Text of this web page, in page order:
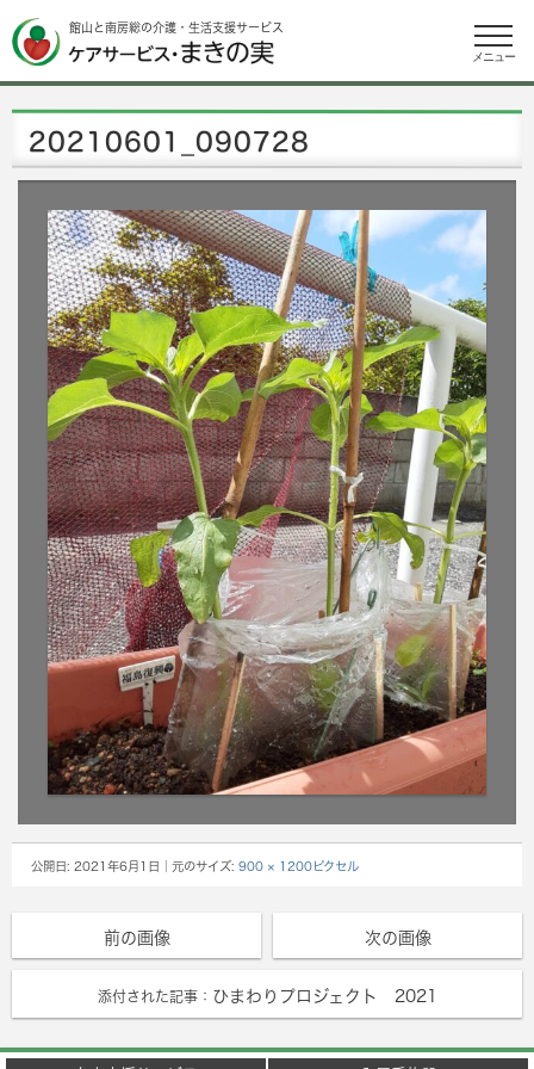
館山と南房総の介護・生活支援サービス
メニュー
20210601_090728
公開日: 2021年6月1日 ｜元のサイズ: 900 × 1200ピクセル
前の画像 次の画像
添付された記事： ひまわりプロジェクト 2021